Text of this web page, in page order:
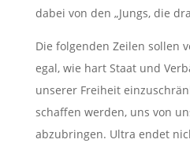
dabei von den „Jungs, die
Die folgenden Zeilen sollen
egal, wie hart Staat und
unserer Freiheit
schaffen werden, uns von
abzubringen. Ultra endet